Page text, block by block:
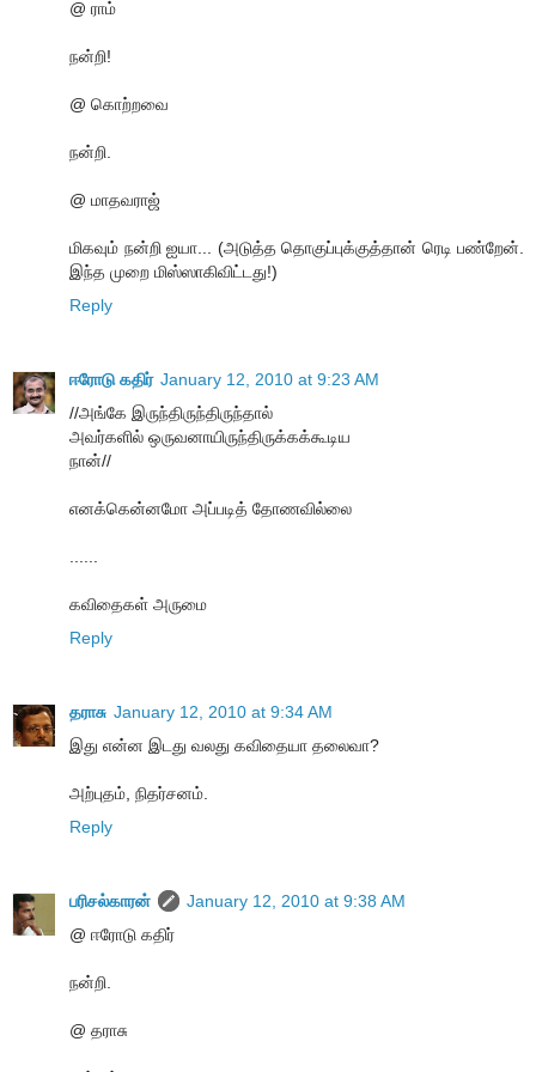
@ ராம்
நன்றி!
@ கொற்றவை
நன்றி.
@ மாதவராஜ்
மிகவும் நன்றி ஐயா... (அடுத்த தொகுப்புக்குத்தான் ரெடி பண்றேன்.
இந்த முறை மிஸ்ஸாகிவிட்டது!)
Reply
ஈரோடு கதிர் January 12, 2010 at 9:23 AM
//அங்கே இருந்திருந்திருந்தால்
அவர்களில் ஒருவனாயிருந்திருக்கக்கூடிய
நான்//
எனக்கென்னமோ அப்படித் தோணவில்லை
கவிதைகள் அருமை
Reply
தராசு January 12, 2010 at 9:34 AM
இது என்ன இடது வலது கவிதையா தலைவா?
அற்புதம், நிதர்சனம்.
Reply
பரிசல்காரன்
January 12, 2010 at 9:38 AM
@ ஈரோடு கதிர்
நன்றி.
@ தராசு